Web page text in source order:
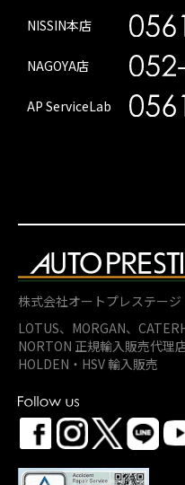
NISSIN本店
NAGOYA店
AP ServiceLab
株式会社オートプレステージ
LOTUS、MORGAN、
NORTON 正規輸入販売代理
HOLDEN・HSV 輸入販売